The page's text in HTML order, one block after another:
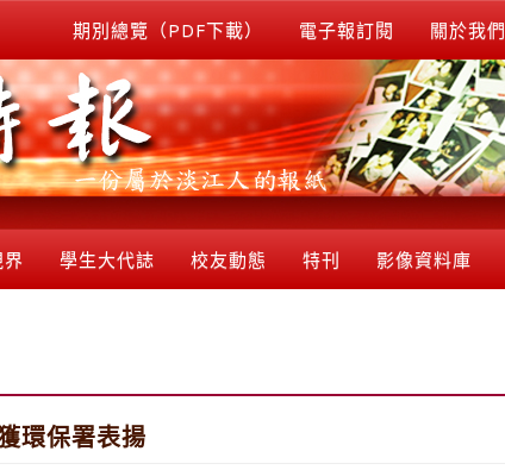
期別總覽（PDF下載） 電子報訂閱 關於我們
學生大代誌 校友動態 特刊 影像資料庫
環保署表揚